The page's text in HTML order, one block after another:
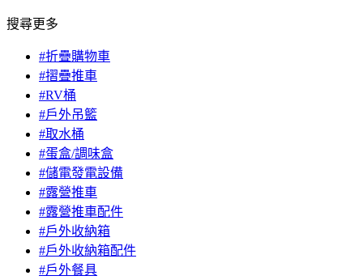
搜尋更多
#折疊購物車
#摺疊推車
#RV桶
#戶外吊籃
#取水桶
#蛋盒/調味盒
#儲電發電設備
#露營推車
#露營推車配件
#戶外收納箱
#戶外收納箱配件
#戶外餐具